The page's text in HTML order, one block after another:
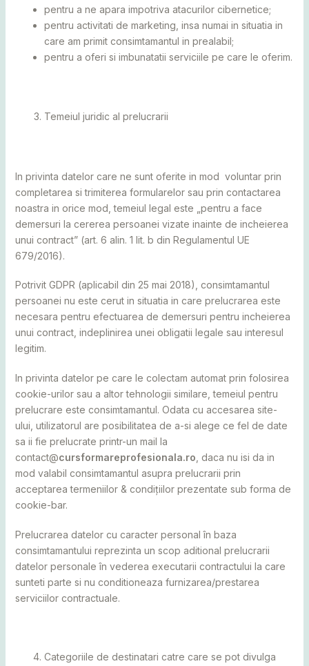
pentru a ne apara impotriva atacurilor cibernetice;
pentru activitati de marketing, insa numai in situatia in
care am primit consimtamantul in prealabil;
pentru a oferi si imbunatatii serviciile pe care le oferim.
Temeiul juridic al prelucrarii
In privinta datelor care ne sunt oferite in mod voluntar prin
completarea si trimiterea formularelor sau prin contactarea
noastra in orice mod, temeiul legal este „pentru a face
demersuri la cererea persoanei vizate inainte de incheierea
unui contract” (art. 6 alin. 1 lit. b din Regulamentul UE
679/2016).
Potrivit GDPR (aplicabil din 25 mai 2018), consimtamantul
persoanei nu este cerut in situatia in care prelucrarea este
necesara pentru efectuarea de demersuri pentru incheierea
unui contract, indeplinirea unei obligatii legale sau interesul
legitim.
In privinta datelor pe care le colectam automat prin folosirea
cookie-urilor sau a altor tehnologii similare, temeiul pentru
prelucrare este consimtamantul. Odata cu accesarea site-
ului, utilizatorul are posibilitatea de a-si alege ce fel de date
sa ii fie prelucrate printr-un mail la
contact@cursformareprofesionala.ro , daca nu isi da in
mod valabil consimtamantul asupra prelucrarii prin
acceptarea termeniilor & condițiilor prezentate sub forma de
cookie-bar.
Prelucrarea datelor cu caracter personal în baza
consimtamantului reprezinta un scop aditional prelucrarii
datelor personale în vederea executarii contractului la care
sunteti parte si nu conditioneaza furnizarea/prestarea
serviciilor contractuale.
Categoriile de destinatari catre care se pot divulga